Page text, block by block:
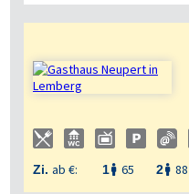
Zi. ab €: 1 65 2 88